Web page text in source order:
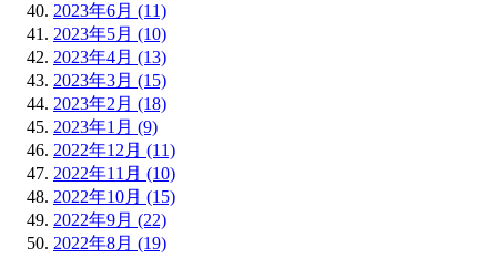
2023年6月 (11)
2023年5月 (10)
2023年4月 (13)
2023年3月 (15)
2023年2月 (18)
2023年1月 (9)
2022年12月 (11)
2022年11月 (10)
2022年10月 (15)
2022年9月 (22)
2022年8月 (19)